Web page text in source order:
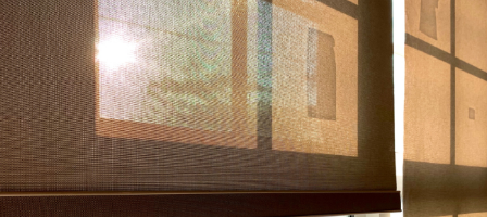
VER CATÁLOGO